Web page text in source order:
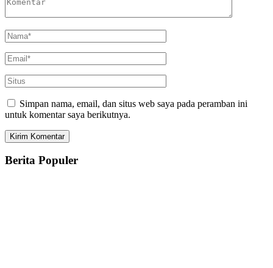
Simpan nama, email, dan situs web saya pada peramban ini
untuk komentar saya berikutnya.
Berita Populer